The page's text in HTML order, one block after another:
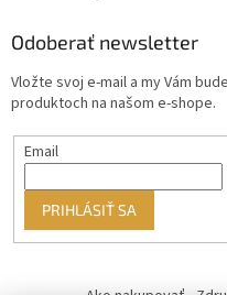
Odoberať newsletter
Vložte svoj e-mail a my Vám
produktoch na našom e-shope.
Email
PRIHLÁSIŤ SA